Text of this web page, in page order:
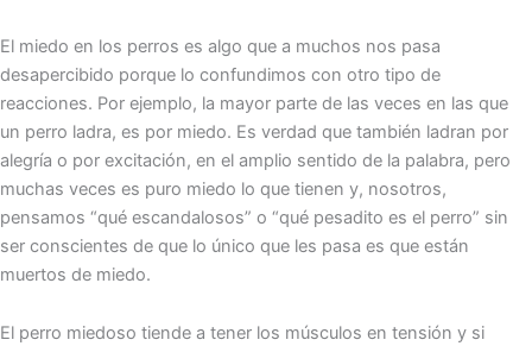
El miedo en los perros es algo que a muchos nos pasa
desapercibido porque lo confundimos con otro tipo de
reacciones. Por ejemplo, la mayor parte de las veces en las que
un perro ladra, es por miedo. Es verdad que también ladran por
alegría o por excitación, en el amplio sentido de la palabra, pero
muchas veces es puro miedo lo que tienen y, nosotros,
pensamos “qué escandalosos” o “qué pesadito es el perro” sin
ser conscientes de que lo único que les pasa es que están
muertos de miedo.
El perro miedoso tiende a tener los músculos en tensión y si